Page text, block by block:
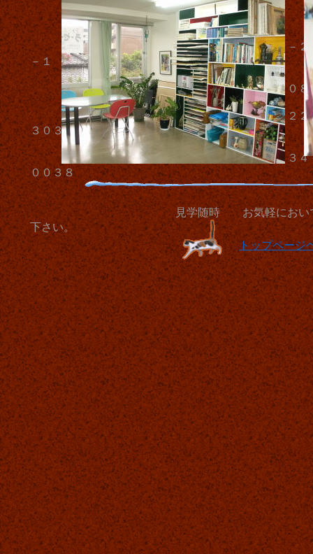
＊ 入会金 ３０００円
アトリエ 町田市森野５－２
－１
渋谷ツインビル２０８
ＴＥＬ ０４２－７２２
３０３９
携帯 ０９０－６０３４
００３８
見学随時 お気軽におい
下さい。
トップページ